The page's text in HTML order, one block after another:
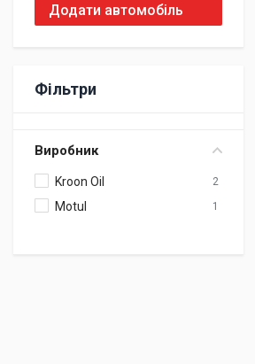
Додати автомобіль
Фільтри
Виробник
Kroon Oil 2
Motul 1